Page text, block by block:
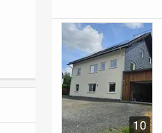
10